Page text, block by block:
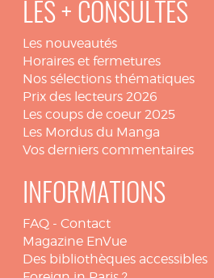
LES + CONSULTÉS
Les nouveautés
Horaires et fermetures
Nos sélections thématiques
Prix des lecteurs 2026
Les coups de coeur 2025
Les Mordus du Manga
Vos derniers commentaires
INFORMATIONS
FAQ - Contact
Magazine EnVue
Des bibliothèques accessibles